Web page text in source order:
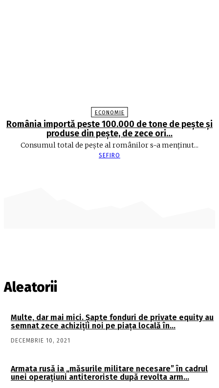
ECONOMIE
România importă peste 100.000 de tone de peşte şi
produse din peşte, de zece ori…
Consumul total de peşte al ro­mâ­nilor s-a menţinut...
SEFIRO
Aleatorii
Multe, dar mai mici. Şapte fonduri de private equity au
semnat zece achiziţii noi pe piaţa locală în…
DECEMBRIE 10, 2021
Armata rusă ia „măsurile militare necesare” în cadrul
unei operaţiuni antiteroriste după revolta arm…